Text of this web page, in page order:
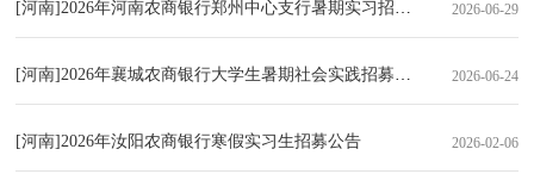
[河南]2026年河南农商银行郑州中心支行暑期实习招募公告 2026-06-29
[河南]2026年襄城农商银行大学生暑期社会实践招募公告 2026-06-24
[河南]2026年汝阳农商银行寒假实习生招募公告 2026-02-06